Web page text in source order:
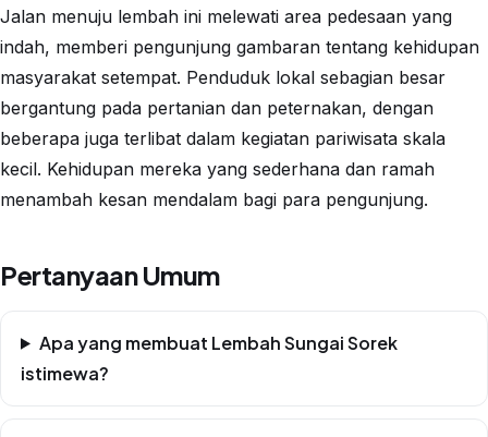
Jalan menuju lembah ini melewati area pedesaan yang
indah, memberi pengunjung gambaran tentang kehidupan
masyarakat setempat. Penduduk lokal sebagian besar
bergantung pada pertanian dan peternakan, dengan
beberapa juga terlibat dalam kegiatan pariwisata skala
kecil. Kehidupan mereka yang sederhana dan ramah
menambah kesan mendalam bagi para pengunjung.
Pertanyaan Umum
Apa yang membuat Lembah Sungai Sorek
istimewa?